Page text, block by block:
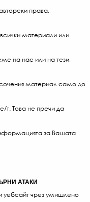
права,
материали или
на нас или на тези,
материал само до
т. Това не пречи да
за Вашата
АТАКИ
уебсайт чрез умишлено